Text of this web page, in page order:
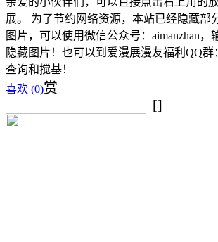
展。 为了节约网络资源，本站已经隐藏部
图片，可以使用微信公众号：aimanzhan，
隐藏图片！也可以到爱漫展漫友福利QQ群
查询和搅基！
喜欢 (0)赏
[]